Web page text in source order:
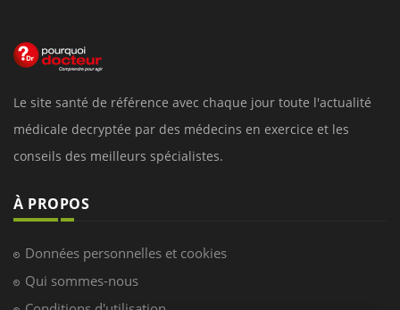
Le site santé de référence avec chaque jour toute l'actualité
médicale decryptée par des médecins en exercice et les
conseils des meilleurs spécialistes.
À PROPOS
Données personnelles et cookies
Qui sommes-nous